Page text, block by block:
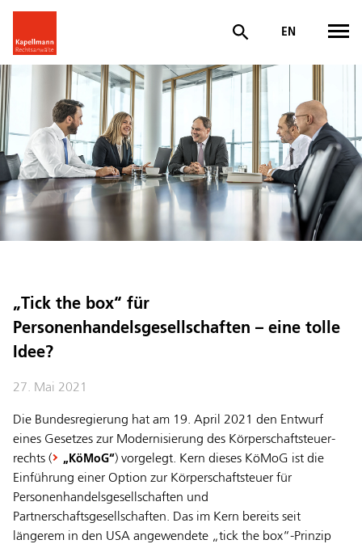
EN
„Tick the box“ für
Personenhandelsgesellschaften – eine tolle
Idee?
27. Mai 2021
Die Bundesregierung hat am 19. April 2021 den Entwurf
eines Ge­setzes zur Mo­der­ni­sie­rung des Kör­per­schaft­steu­er­
rechts (
„Kö­MoG“) vorgelegt. Kern dieses KöMoG ist die
Einführung einer Option zur Körperschaftsteuer für
Personenhandelsgesellschaften und
Partnerschaftsgesellschaften. Das im Kern bereits seit
längerem in den USA angewendete „tick the box“-Prinzip